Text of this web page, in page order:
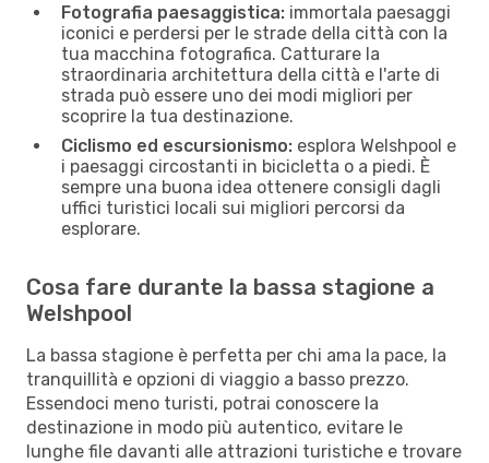
Fotografia paesaggistica: immortala paesaggi
iconici e perdersi per le strade della città con la
tua macchina fotografica. Catturare la
straordinaria architettura della città e l'arte di
strada può essere uno dei modi migliori per
scoprire la tua destinazione.
Ciclismo ed escursionismo: esplora Welshpool e
i paesaggi circostanti in bicicletta o a piedi. È
sempre una buona idea ottenere consigli dagli
uffici turistici locali sui migliori percorsi da
esplorare.
Cosa fare durante la bassa stagione a
Welshpool
La bassa stagione è perfetta per chi ama la pace, la
tranquillità e opzioni di viaggio a basso prezzo.
Essendoci meno turisti, potrai conoscere la
destinazione in modo più autentico, evitare le
lunghe file davanti alle attrazioni turistiche e trovare